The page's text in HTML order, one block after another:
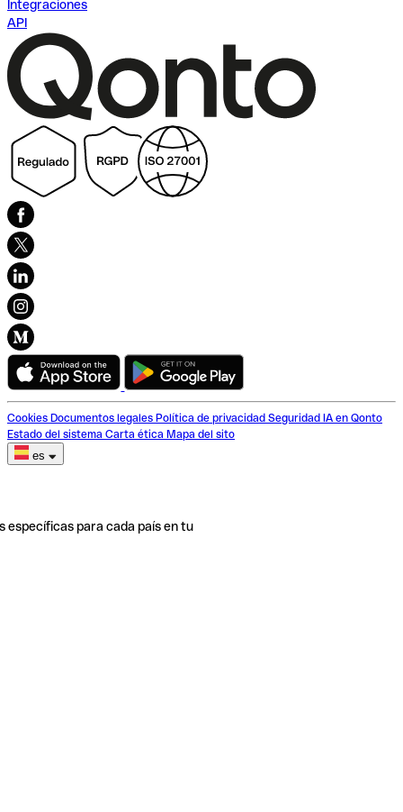
Integraciones
API
Cookies Documentos legales Política de privacidad Seguridad IA en Qonto
Estado del sistema Carta ética Mapa del sito
es
específicas para cada país en tu